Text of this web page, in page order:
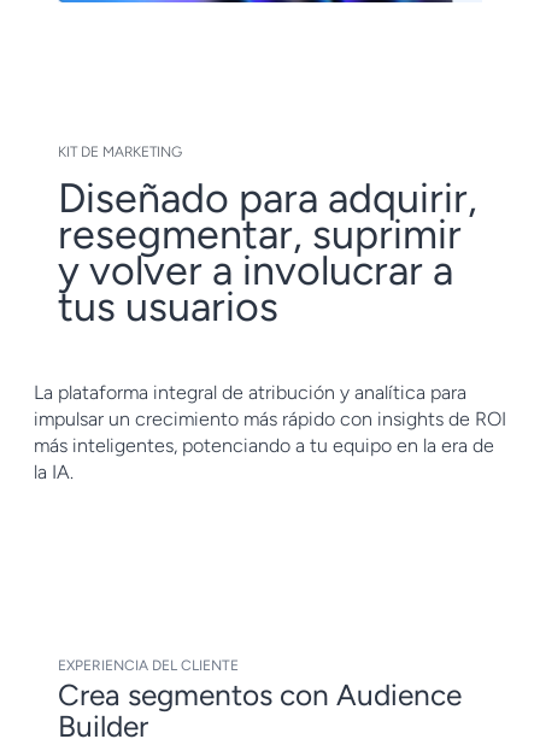
KIT DE MARKETING
Diseñado para adquirir,
resegmentar, suprimir
y volver a involucrar a
tus usuarios
La plataforma integral de atribución y analítica para
impulsar un crecimiento más rápido con insights de ROI
más inteligentes, potenciando a tu equipo en la era de
la IA.
EXPERIENCIA DEL CLIENTE
Crea segmentos con Audience
Builder